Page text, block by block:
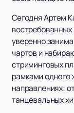
Сегодня Артем
востребованных
уверенно
чартов и
стриминговых
рамками одного
направлениях:
танцевальных